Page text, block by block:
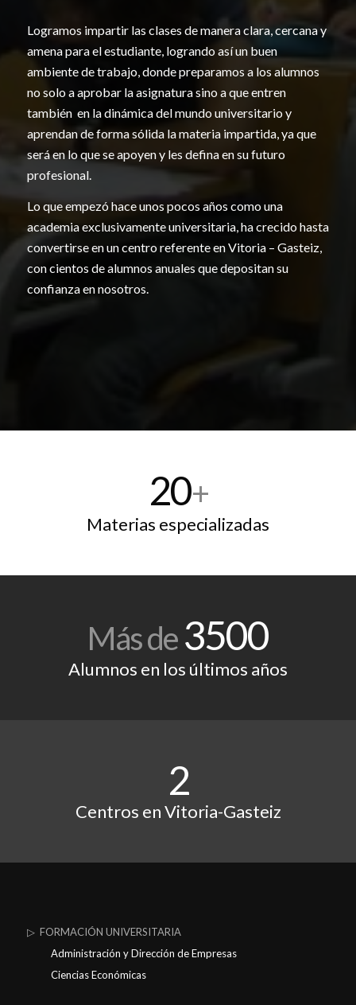
Logramos impartir las clases de manera clara, cercana y
amena para el estudiante, logrando así un buen
ambiente de trabajo, donde preparamos a los alumnos
no solo a aprobar la asignatura sino a que entren
también en la dinámica del mundo universitario y
aprendan de forma sólida la materia impartida, ya que
será en lo que se apoyen y les defina en su futuro
profesional.
Lo que empezó hace unos pocos años como una
academia exclusivamente universitaria, ha crecido hasta
convertirse en un centro referente en Vitoria – Gasteiz,
con cientos de alumnos anuales que depositan su
confianza en nosotros.
20+
Materias especializadas
Más de3500
Alumnos en los últimos años
2
Centros en Vitoria-Gasteiz
▷ FORMACIÓN UNIVERSITARIA
Administración y Dirección de Empresas
Ciencias Económicas